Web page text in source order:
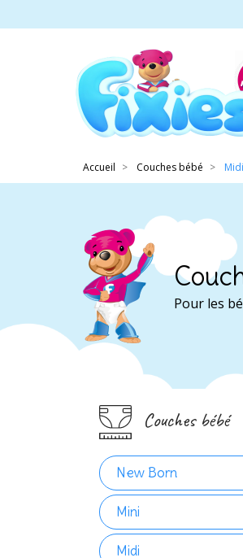
Accueil Couches bébé Midi
Pour les
Couches bébé
New Born
Mini
Midi